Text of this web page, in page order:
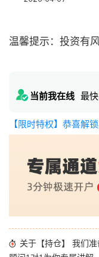
温馨提示：投资有
当前我在线 最快
【限时特权】恭喜解
关于【持仓】 我们